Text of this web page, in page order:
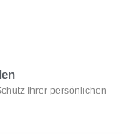
Ihrer persönlichen